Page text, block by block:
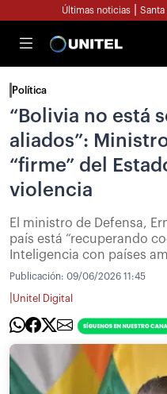
Últimas noticias Santa
Política
“Bolivia no está
aliados”:
“firme” del
violencia
El ministro de Defensa,
país está “recuperando
Inteligencia con países
Publicación: 09/06/2026 11:45
Unitel Digital